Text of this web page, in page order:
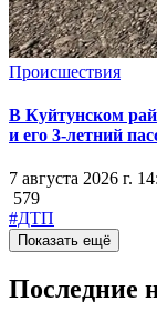
Происшествия
В Куйтунском
и его 3-летний
7 августа 2026 г.
579
#ДТП
Показать ещё
Последние